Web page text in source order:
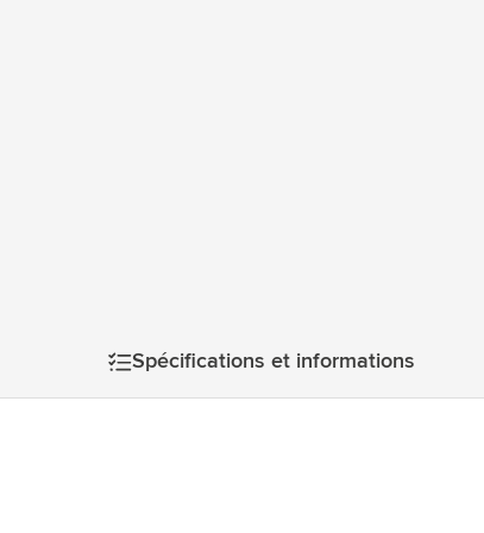
Technologie & gadgets
Outdoor & Loisirs
Outils & Déplacements
Spécifications et informations